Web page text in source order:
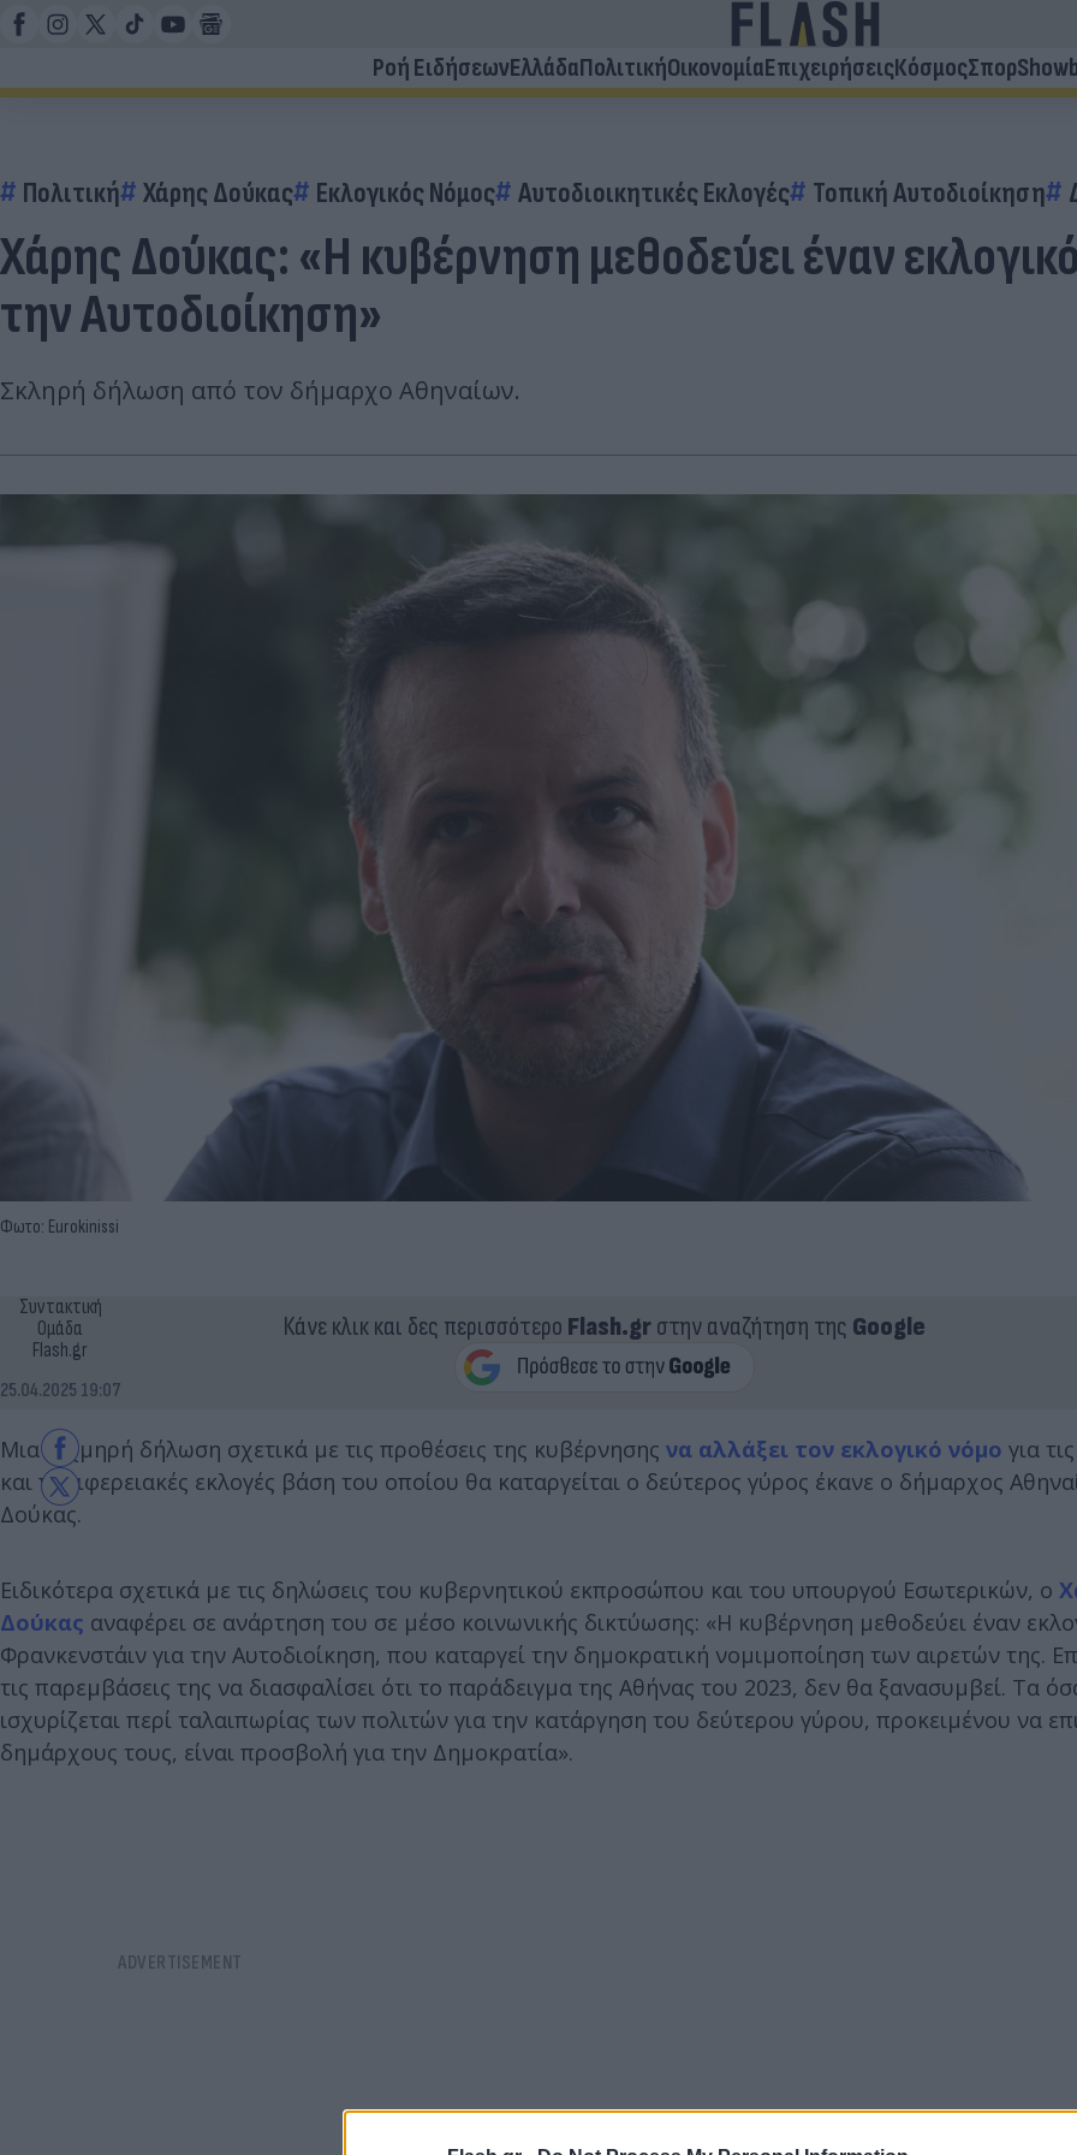
Ροή ΕιδήσεωνΕλλάδαΠολιτικήΟικονομίαΕπιχειρήσειςΚόσμοςΣπορ
Πολιτική Χάρης Δούκας Εκλογικός Νόμος Αυτοδιοικητικές Εκλογές Τοπική Αυτοδιοίκηση
Χάρης Δούκας: «Η κυβέρνηση μεθοδεύει έναν
την Αυτοδιοίκηση»
Σκληρή δήλωση από τον δήμαρχο Αθηναίων.
Φωτο: Eurokinissi
Συντακτική
Ομάδα
Flash.gr
25.04.2025 19:07
Κάνε κλικ και δες περισσότερο Flash.grστην αναζήτηση της Google
Μια αιχμηρή δήλωση σχετικά με τις προθέσεις της κυβέρνησης να αλλάξει τον εκλογικό νόμο για
και περιφερειακές εκλογές βάση του οποίου θα καταργείται ο δεύτερος γύρος έκανε ο δήμαρχος
Δούκας.
Ειδικότερα σχετικά με τις δηλώσεις του κυβερνητικού εκπροσώπου και του υπουργού Εσωτερικών, ο
Δούκας αναφέρει σε ανάρτηση του σε μέσο κοινωνικής δικτύωσης: «Η κυβέρνηση μεθοδεύει έναν
Φρανκενστάιν για την Αυτοδιοίκηση, που καταργεί την δημοκρατική νομιμοποίηση των αιρετών της.
τις παρεμβάσεις της να διασφαλίσει ότι το παράδειγμα της Αθήνας του 2023, δεν θα ξανασυμβεί. Τα
ισχυρίζεται περί ταλαιπωρίας των πολιτών για την κατάργηση του δεύτερου γύρου, προκειμένου να
δημάρχους τους, είναι προσβολή για την Δημοκρατία».